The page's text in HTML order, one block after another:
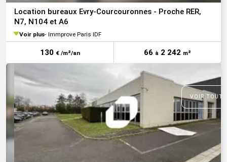
Location bureaux Evry-Courcouronnes - Proche RER,
N7, N104 et A6
Voir plus Immprove Paris IDF
130 € /m²/an 66 à 2 242 m²
VOIR